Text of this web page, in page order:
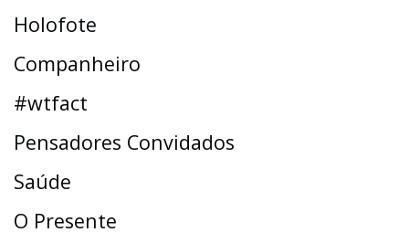
Holofote
Companheiro
#wtfact
Pensadores Convidados
Saúde
O Presente